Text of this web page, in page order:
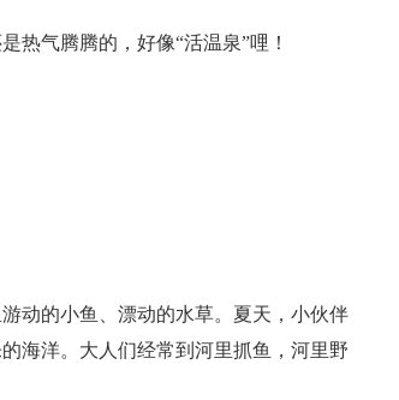
热气腾腾的，好像“活温泉”哩！
动的小鱼、漂动的水草。夏天，小伙伴
海洋。大人们经常到河里抓鱼，河里野